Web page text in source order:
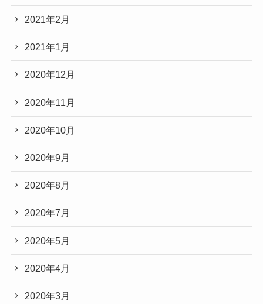
2021年2月
2021年1月
2020年12月
2020年11月
2020年10月
2020年9月
2020年8月
2020年7月
2020年5月
2020年4月
2020年3月